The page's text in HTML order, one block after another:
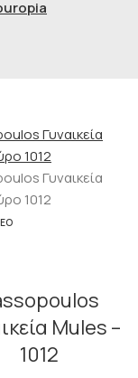
Mules –
1012